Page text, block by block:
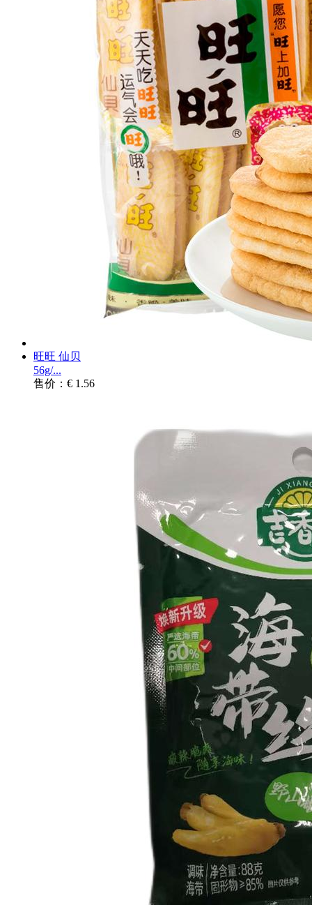
旺旺 仙贝
56g/...
售价：€ 1.56